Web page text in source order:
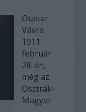
Otakar
Vávra
1911.
február
28-án,
még az
Osztrák-
Magyar